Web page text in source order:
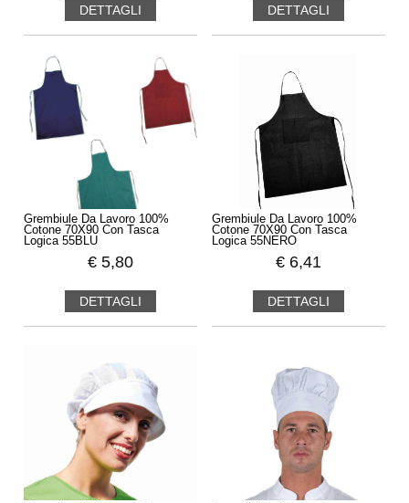
DETTAGLI DETTAGLI
Grembiule Da Lavoro 100%
Cotone 70X90 Con Tasca
Logica 55BLU
€ 5,80
DETTAGLI
Grembiule Da Lavoro 100%
Cotone 70X90 Con Tasca
Logica 55NERO
€ 6,41
DETTAGLI